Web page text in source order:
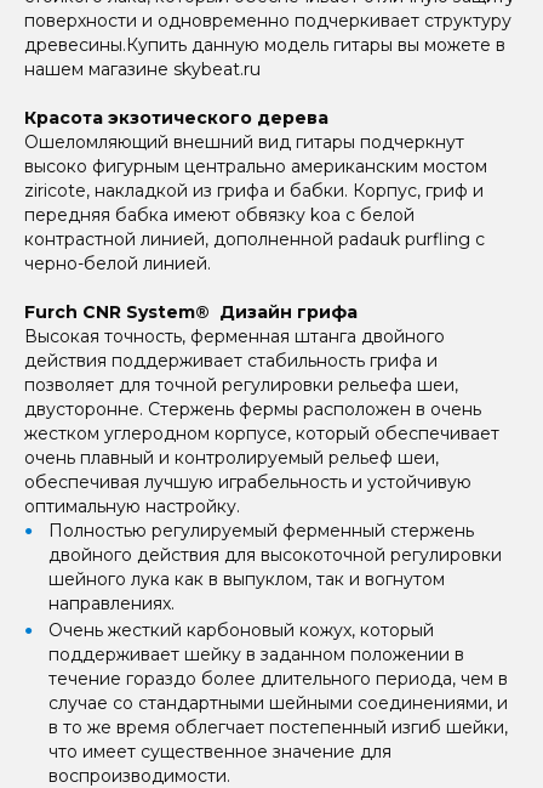
поверхности и одновременно подчеркивает структуру
древесины.Купить данную модель гитары вы можете в
нашем магазине skybeat.ru
Красота экзотического дерева
Ошеломляющий внешний вид гитары подчеркнут
высоко фигурным центрально американским мостом
ziricote, накладкой из грифа и бабки. Корпус, гриф и
передняя бабка имеют обвязку koa с белой
контрастной линией, дополненной padauk purfling с
черно-белой линией.
Furch CNR System® Дизайн грифа
Высокая точность, ферменная штанга двойного
действия поддерживает стабильность грифа и
позволяет для точной регулировки рельефа шеи,
двусторонне. Стержень фермы расположен в очень
жестком углеродном корпусе, который обеспечивает
очень плавный и контролируемый рельеф шеи,
обеспечивая лучшую играбельность и устойчивую
оптимальную настройку.
Полностью регулируемый ферменный стержень
двойного действия для высокоточной регулировки
шейного лука как в выпуклом, так и вогнутом
направлениях.
Очень жесткий карбоновый кожух, который
поддерживает шейку в заданном положении в
течение гораздо более длительного периода, чем в
случае со стандартными шейными соединениями, и
в то же время облегчает постепенный изгиб шейки,
что имеет существенное значение для
воспроизводимости.